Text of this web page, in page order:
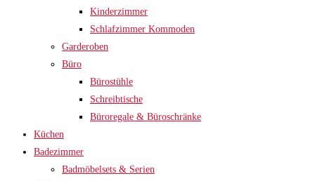
Kinderzimmer
Schlafzimmer Kommoden
Garderoben
Büro
Bürostühle
Schreibtische
Büroregale & Büroschränke
Küchen
Badezimmer
Badmöbelsets & Serien